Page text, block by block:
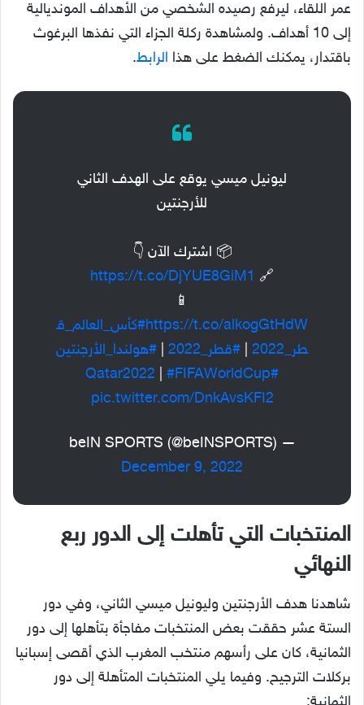
عمر اللقاء، ليرفع رصيده الشخصي من الأهداف المونديالية
إلى 10 أهداف. ولمشاهدة ركلة الجزاء التي نفذها البرغوث
باقتدار، يمكنك الضغط على هذا الرابط.
ليونيل ميسي يوقع على الهدف الثاني
للأرجنتين
📦 اشترك الآن 👇
🔗
https://t.co/DjYUE8GiM1
📱
https://t.co/alkogGtHdW#كأس_العالم_ق
طر_2022
#قطر_2022
#هولندا_الأرجنتين
#Qatar2022
#FIFAWorldCup
pic.twitter.com/DnkAvsKFI2
— beIN SPORTS (@beINSPORTS)
December 9, 2022
المنتخبات التي تأهلت إلى الدور ربع
النهائي
شاهدنا هدف الأرجنتين وليونيل ميسي الثاني، وفي دور
الستة عشر حققت بعض المنتخبات مفاجأة بتأهلها إلى دور
الثمانية، كان على رأسهم منتخب المغرب الذي أقصى إسبانيا
بركلات الترجيح. وفيما يلي المنتخبات المتأهلة إلى دور